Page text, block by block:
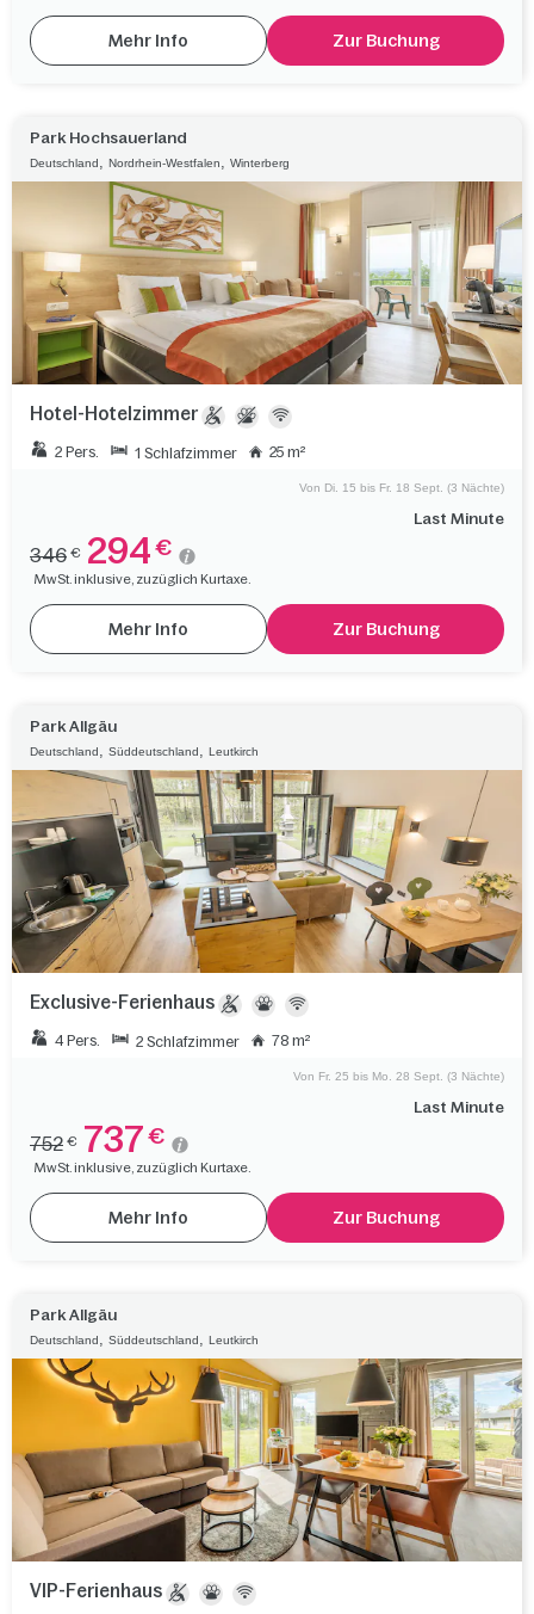
Mehr Info Zur Buchung
Park Hochsauerland
Deutschland, Nordrhein-Westfalen, Winterberg
Hotel-Hotelzimmer
2 Pers. 1 Schlafzimmer 25 m²
Last Minute
Von Di. 15 bis Fr. 18 Sept. (3 Nächte)
346 € 294 €
MwSt. inklusive, zuzüglich Kurtaxe.
Mehr Info Zur Buchung
Park Allgäu
Deutschland, Süddeutschland, Leutkirch
Exclusive-Ferienhaus
4 Pers. 2 Schlafzimmer 78 m²
Last Minute
Von Fr. 25 bis Mo. 28 Sept. (3 Nächte)
752 € 737 €
MwSt. inklusive, zuzüglich Kurtaxe.
Mehr Info Zur Buchung
Park Allgäu
Deutschland, Süddeutschland, Leutkirch
VIP-Ferienhaus